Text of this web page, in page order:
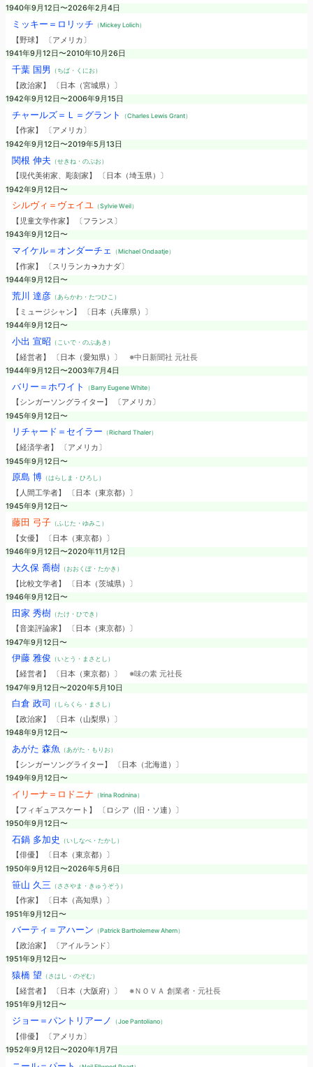
1940年9月12日〜2026年2月4日
ミッキー＝ロリッチ （Mickey Lolich）
【野球】 〔アメリカ〕
1941年9月12日〜2010年10月26日
千葉 国男 （ちば・くにお）
【政治家】 〔日本（宮城県）〕
1942年9月12日〜2006年9月15日
チャールズ＝Ｌ＝グラント （Charles Lewis Grant）
【作家】 〔アメリカ〕
1942年9月12日〜2019年5月13日
関根 伸夫 （せきね・のぶお）
【現代美術家、彫刻家】 〔日本（埼玉県）〕
1942年9月12日〜
シルヴィ＝ヴェイユ（Sylvie Weil）
【児童文学作家】 〔フランス〕
1943年9月12日〜
マイケル＝オンダーチェ （Michael Ondaatje）
【作家】 〔スリランカ→カナダ〕
1944年9月12日〜
荒川 達彦（あらかわ・たつひこ）
【ミュージシャン】 〔日本（兵庫県）〕
1944年9月12日〜
小出 宣昭 （こいで・のぶあき）
【経営者】 〔日本（愛知県）〕 ※中日新聞社 元社長
1944年9月12日〜2003年7月4日
バリー＝ホワイト （Barry Eugene White）
【シンガーソングライター】 〔アメリカ〕
1945年9月12日〜
リチャード＝セイラー （Richard Thaler）
【経済学者】 〔アメリカ〕
1945年9月12日〜
原島 博（はらしま・ひろし）
【人間工学者】 〔日本（東京都）〕
1945年9月12日〜
藤田 弓子（ふじた・ゆみこ）
【女優】 〔日本（東京都）〕
1946年9月12日〜2020年11月12日
大久保 喬樹（おおくぼ・たかき）
【比較文学者】 〔日本（茨城県）〕
1946年9月12日〜
田家 秀樹（たけ・ひでき）
【音楽評論家】 〔日本（東京都）〕
1947年9月12日〜
伊藤 雅俊 （いとう・まさとし）
【経営者】 〔日本（東京都）〕 ※味の素 元社長
1947年9月12日〜2020年5月10日
白倉 政司 （しらくら・まさし）
【政治家】 〔日本（山梨県）〕
1948年9月12日〜
あがた 森魚 （あがた・もりお）
【シンガーソングライター】 〔日本（北海道）〕
1949年9月12日〜
イリーナ＝ロドニナ （Irina Rodnina）
【フィギュアスケート】 〔ロシア（旧・ソ連）〕
1950年9月12日〜
石鍋 多加史 （いしなべ・たかし）
【俳優】 〔日本（東京都）〕
1950年9月12日〜2026年5月6日
笹山 久三 （ささやま・きゅうぞう）
【作家】 〔日本（高知県）〕
1951年9月12日〜
バーティ＝アハーン （Patrick Bartholemew Ahern）
【政治家】 〔アイルランド〕
1951年9月12日〜
猿橋 望 （さはし・のぞむ）
【経営者】 〔日本（大阪府）〕 ※ＮＯＶＡ 創業者・元社長
1951年9月12日〜
ジョー＝パントリアーノ （Joe Pantoliano）
【俳優】 〔アメリカ〕
1952年9月12日〜2020年1月7日